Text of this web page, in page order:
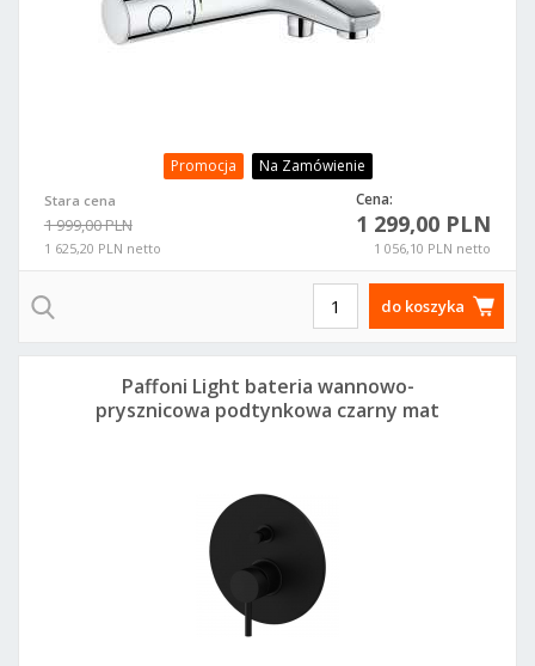
Promocja Na Zamówienie
Stara cena
1 999,00 PLN
1 625,20 PLN netto
Cena:
1 299,00 PLN
1 056,10 PLN netto
do koszyka
Paffoni Light bateria wannowo-
prysznicowa podtynkowa czarny mat